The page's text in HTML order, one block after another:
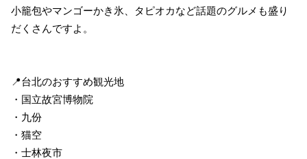
小籠包やマンゴーかき氷、タピオカなど話題のグルメも盛り
だくさんですよ。
📍台北のおすすめ観光地
・国立故宮博物院
・九份
・猫空
・士林夜市